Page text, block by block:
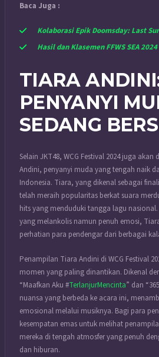
Baca Juga :
Kolaborasi Epik Doomsday: Last
Hasil dan Klasemen FFWS SEA
TIARA
PENYANYI
SEDANG
Selain JKT48, WCG Festival 2024 juga
Andini, penyanyi muda yang tengah naik
Indonesia. Tiara, yang dikenal sebagai
telah meraih popularitas berkat suara
hits yang menduduki tangga lagu
yang melankolis namun penuh emosi,
perhatian para pendengar dari berbagai
Penampilan Tiara Andini di WCG Festival
momen yang paling dinantikan. Dikenal
“Maafkan Aku #TerlanjurMencinta” dan
nuansa yang berbeda ke acara ini,
emosional melalui musiknya. Bagi para
kesempatan emas untuk melihat
mereka di tengah atmosfer yang penuh
dan hiburan.